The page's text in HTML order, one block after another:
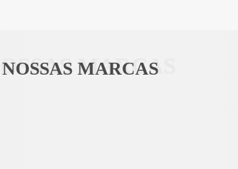
NOSSAS MARCAS
MARCAS